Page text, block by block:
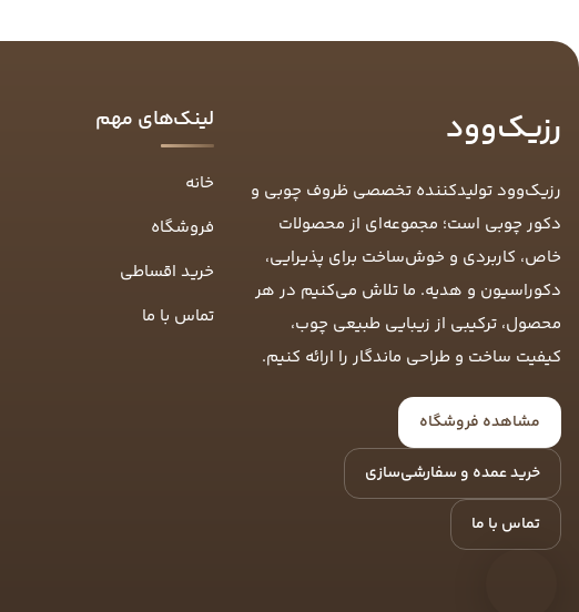
رزیک‌وود
رزیک‌وود تولیدکننده تخصصی ظروف چوبی و
دکور چوبی است؛ مجموعه‌ای از محصولات
خاص، کاربردی و خوش‌ساخت برای پذیرایی،
دکوراسیون و هدیه. ما تلاش می‌کنیم در هر
محصول، ترکیبی از زیبایی طبیعی چوب،
کیفیت ساخت و طراحی ماندگار را ارائه کنیم.
مشاهده فروشگاه
خرید عمده و سفارشی‌سازی
تماس با ما
لینک‌های مهم
خانه
فروشگاه
خرید اقساطی
تماس با ما